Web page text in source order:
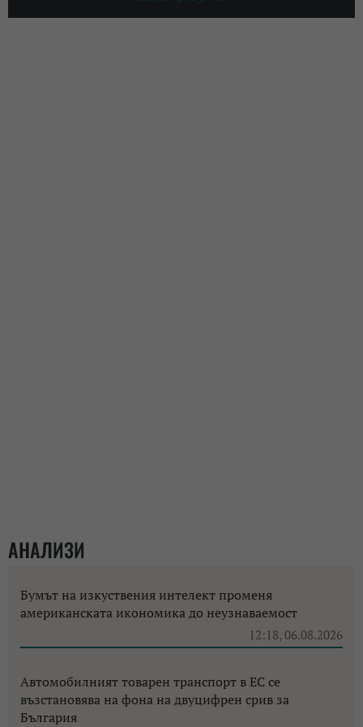
АНАЛИЗИ
Бумът на изкуствения интелект променя
американската икономика до неузнаваемост
12:18, 06.08.2026
Автомобилният товарен транспорт в ЕС се
възстановява на фона на двуцифрен срив за
България